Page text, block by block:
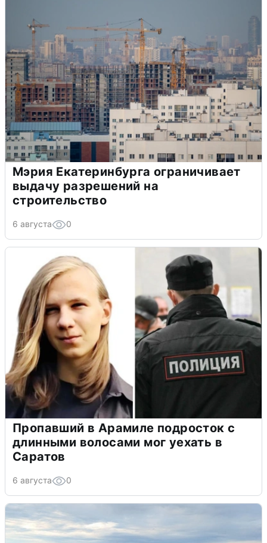
Мэрия Екатеринбурга ограничивает
выдачу разрешений на
строительство
6 августа 0
Пропавший в Арамиле подросток с
длинными волосами мог уехать в
Саратов
6 августа 0